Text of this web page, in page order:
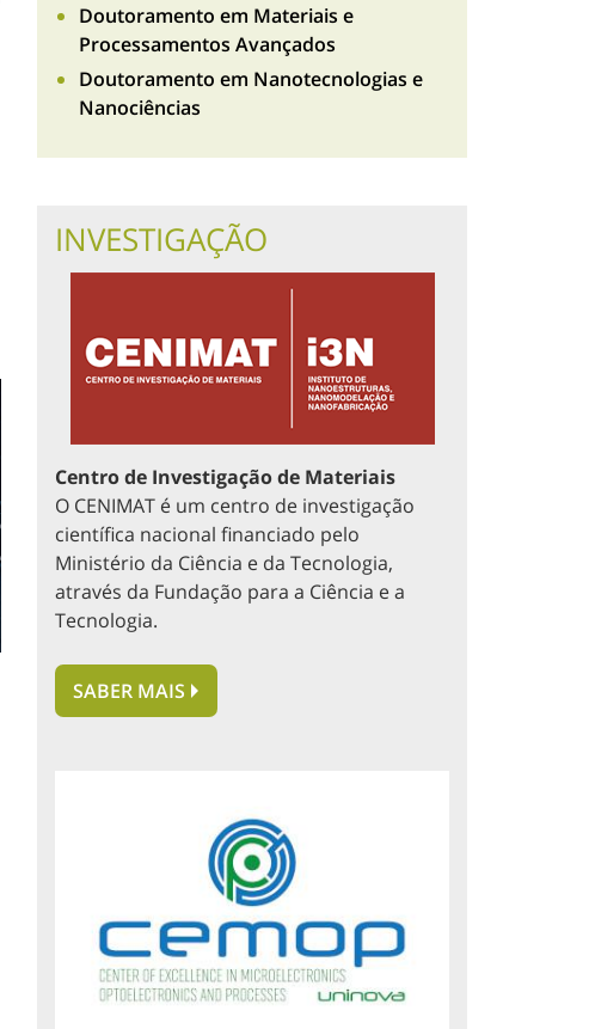
Doutoramento em Materiais e
Processamentos Avançados
Doutoramento em Nanotecnologias e
Nanociências
INVESTIGAÇÃO
Centro de Investigação de Materiais
O CENIMAT é um centro de investigação
científica nacional financiado pelo
Ministério da Ciência e da Tecnologia,
através da Fundação para a Ciência e a
Tecnologia.
SABER MAIS